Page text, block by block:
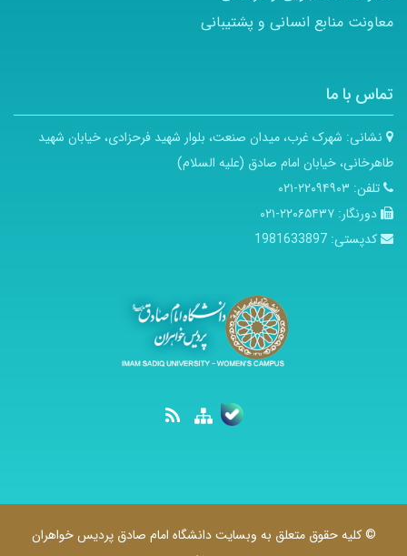
معاونت منابع انسانی و پشتیبانی
تماس با ما
نشانی: شهرک غرب، میدان صنعت، بلوار شهید فرحزادی، خیابان شهید
طاهرخانی، خیابان امام صادق (علیه السلام)
تلفن: ۲۲۰۹۴۹۰۳-۰۲۱
دورنگار: ۲۲۰۶۵۴۳۷-۰۲۱
کدپستی: 1981633897
© کلیه حقوق متعلق به وبسایت دانشگاه امام صادق پردیس خواهران